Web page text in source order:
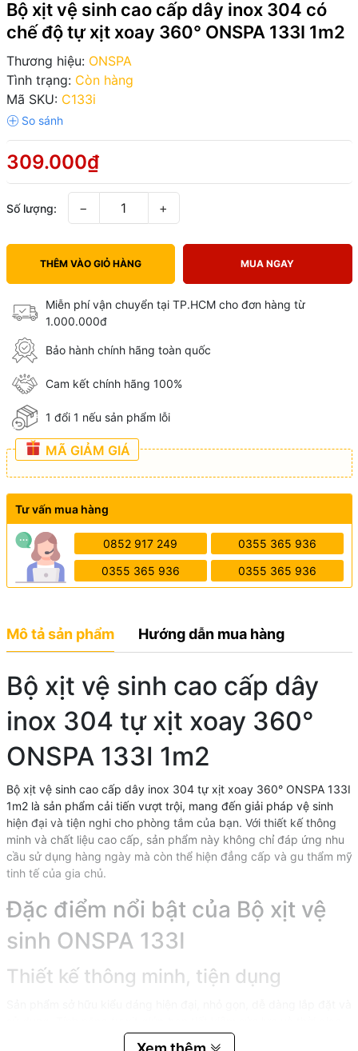
Bộ xịt vệ sinh cao cấp dây inox 304 có
chế độ tự xịt xoay 360° ONSPA 133I 1m2
Thương hiệu: ONSPA
Tình trạng: Còn hàng
Mã SKU: C133i
309.000₫
Số lượng: − +
THÊM VÀO GIỎ HÀNG MUA NGAY
Miễn phí vận chuyển tại TP.HCM cho đơn hàng từ
1.000.000đ
Bảo hành chính hãng toàn quốc
Cam kết chính hãng 100%
1 đổi 1 nếu sản phẩm lỗi
MÃ GIẢM GIÁ
Tư vấn mua hàng
0852 917 249 0355 365 936
0355 365 936 0355 365 936
Mô tả sản phẩm Hướng dẫn mua hàng
Bộ xịt vệ sinh cao cấp dây
inox 304 tự xịt xoay 360°
ONSPA 133I 1m2
Bộ xịt vệ sinh cao cấp dây inox 304 tự xịt xoay 360° ONSPA 133I
1m2 là sản phẩm cải tiến vượt trội, mang đến giải pháp vệ sinh
hiện đại và tiện nghi cho phòng tắm của bạn. Với thiết kế thông
minh và chất liệu cao cấp, sản phẩm này không chỉ đáp ứng nhu
cầu sử dụng hàng ngày mà còn thể hiện đẳng cấp và gu thẩm mỹ
tinh tế của gia chủ.
Đặc điểm nổi bật của Bộ xịt vệ
sinh ONSPA 133I
Thiết kế thông minh, tiện dụng
chỉ cần bật tay bấm là nước sẽ phun liên tục mà không cần giữ.